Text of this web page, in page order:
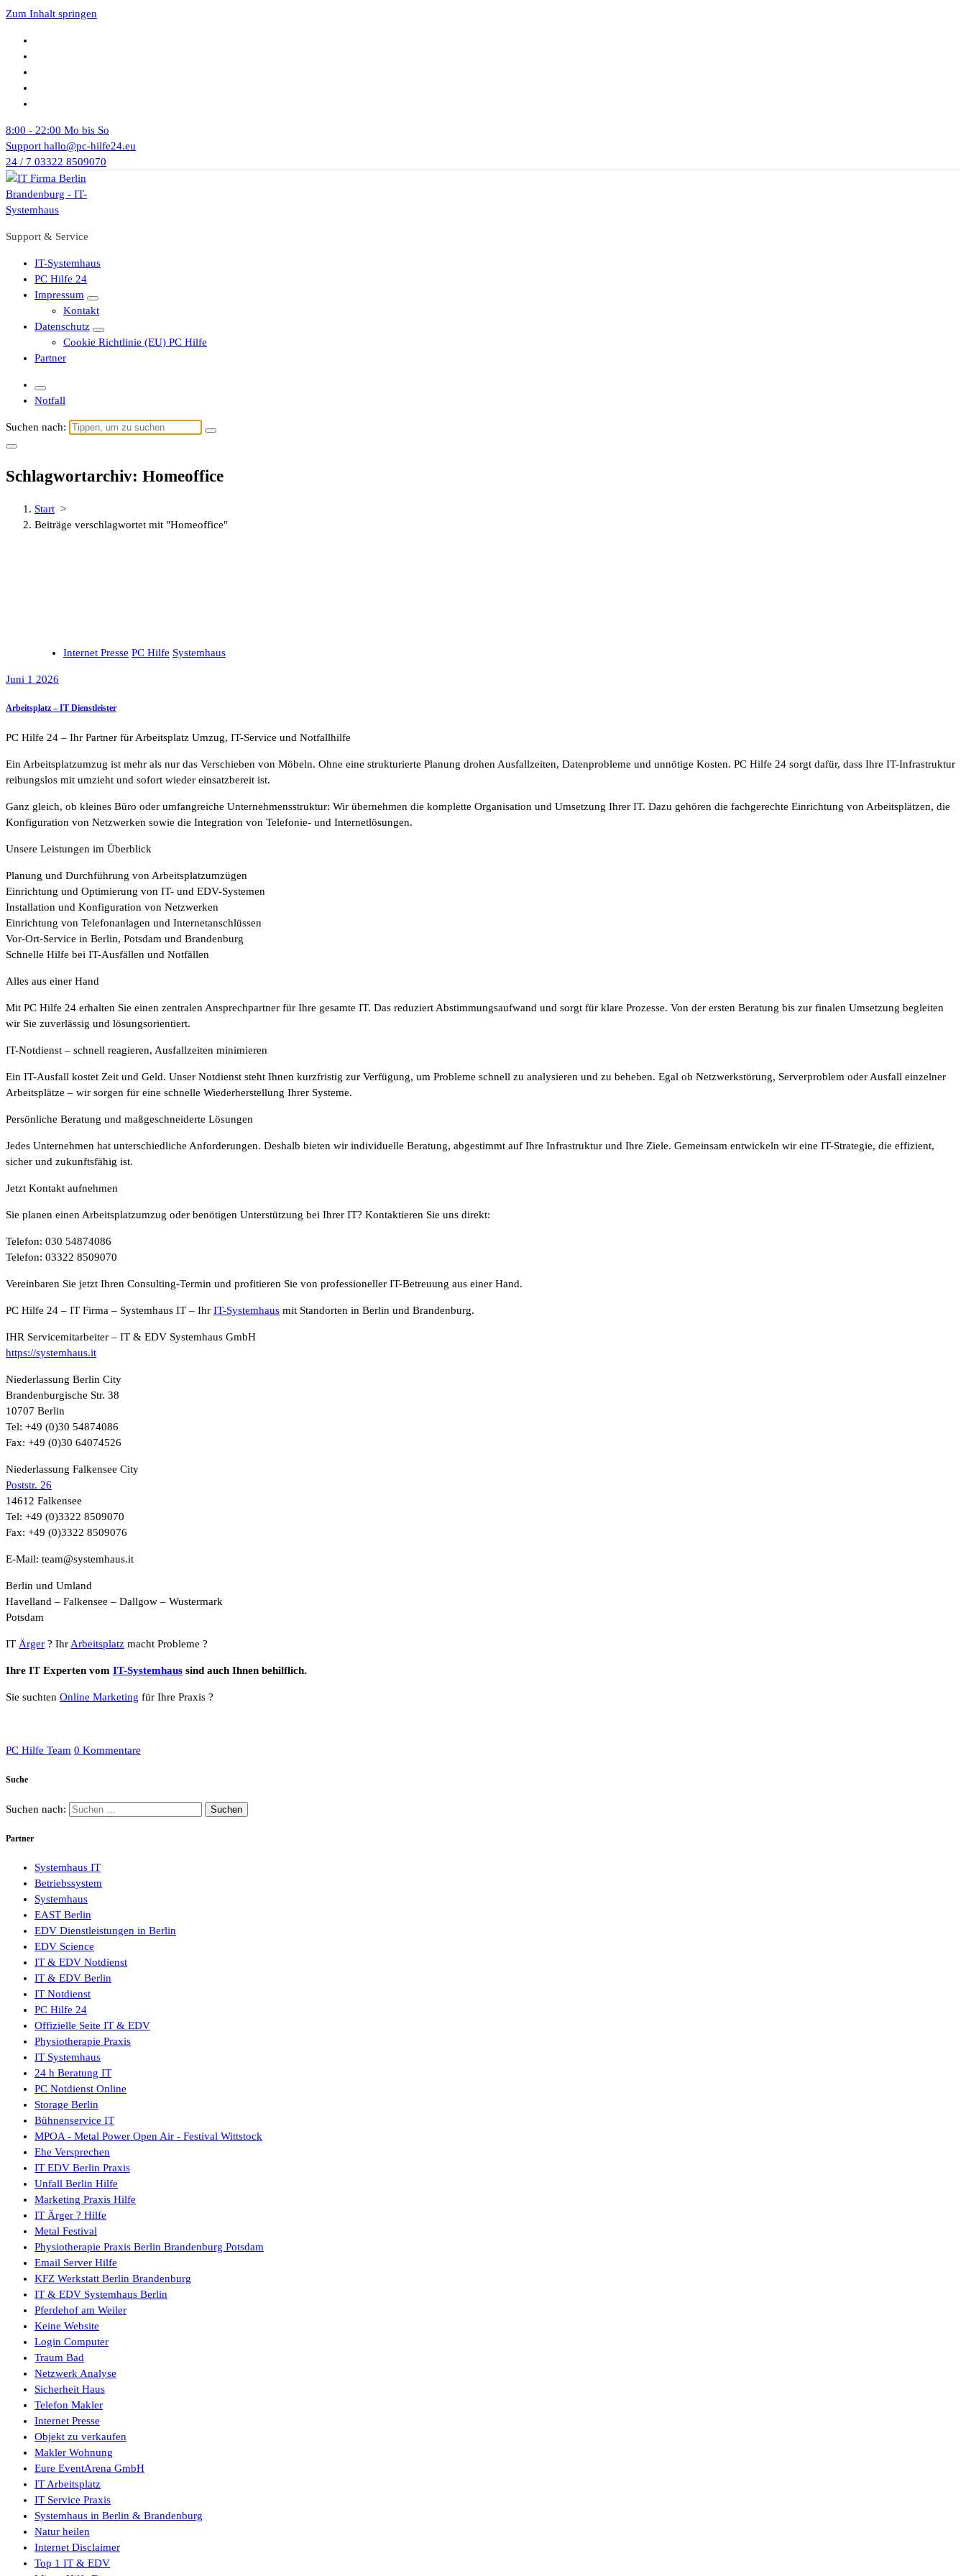
Zum Inhalt springen
8:00 - 22:00 Mo bis So
Support hallo@pc-hilfe24.eu
24 / 7 03322 8509070
Support & Service
IT-Systemhaus
PC Hilfe 24
Impressum
Kontakt
Datenschutz
Cookie Richtlinie (EU) PC Hilfe
Partner
Notfall
Suchen nach:
Schlagwortarchiv: Homeoffice
Start >
Beiträge verschlagwortet mit "Homeoffice"
Internet Presse PC Hilfe Systemhaus
Juni 1 2026
Arbeitsplatz – IT Dienstleister
PC Hilfe 24 – Ihr Partner für Arbeitsplatz Umzug, IT-Service und Notfallhilfe
Ein Arbeitsplatzumzug ist mehr als nur das Verschieben von Möbeln. Ohne eine strukturierte Planung drohen Ausfallzeiten, Datenprobleme und unnötige Kosten. PC Hilfe 24 sorgt dafür, dass Ihre IT-Infrastruktur
reibungslos mit umzieht und sofort wieder einsatzbereit ist.
Ganz gleich, ob kleines Büro oder umfangreiche Unternehmensstruktur: Wir übernehmen die komplette Organisation und Umsetzung Ihrer IT. Dazu gehören die fachgerechte Einrichtung von Arbeitsplätzen, die
Konfiguration von Netzwerken sowie die Integration von Telefonie- und Internetlösungen.
Unsere Leistungen im Überblick
Planung und Durchführung von Arbeitsplatzumzügen
Einrichtung und Optimierung von IT- und EDV-Systemen
Installation und Konfiguration von Netzwerken
Einrichtung von Telefonanlagen und Internetanschlüssen
Vor-Ort-Service in Berlin, Potsdam und Brandenburg
Schnelle Hilfe bei IT-Ausfällen und Notfällen
Alles aus einer Hand
Mit PC Hilfe 24 erhalten Sie einen zentralen Ansprechpartner für Ihre gesamte IT. Das reduziert Abstimmungsaufwand und sorgt für klare Prozesse. Von der ersten Beratung bis zur finalen Umsetzung begleiten
wir Sie zuverlässig und lösungsorientiert.
IT-Notdienst – schnell reagieren, Ausfallzeiten minimieren
Ein IT-Ausfall kostet Zeit und Geld. Unser Notdienst steht Ihnen kurzfristig zur Verfügung, um Probleme schnell zu analysieren und zu beheben. Egal ob Netzwerkstörung, Serverproblem oder Ausfall einzelner
Arbeitsplätze – wir sorgen für eine schnelle Wiederherstellung Ihrer Systeme.
Persönliche Beratung und maßgeschneiderte Lösungen
Jedes Unternehmen hat unterschiedliche Anforderungen. Deshalb bieten wir individuelle Beratung, abgestimmt auf Ihre Infrastruktur und Ihre Ziele. Gemeinsam entwickeln wir eine IT-Strategie, die effizient,
sicher und zukunftsfähig ist.
Jetzt Kontakt aufnehmen
Sie planen einen Arbeitsplatzumzug oder benötigen Unterstützung bei Ihrer IT? Kontaktieren Sie uns direkt:
Telefon: 030 54874086
Telefon: 03322 8509070
Vereinbaren Sie jetzt Ihren Consulting-Termin und profitieren Sie von professioneller IT-Betreuung aus einer Hand.
PC Hilfe 24 – IT Firma – Systemhaus IT – Ihr IT-Systemhaus mit Standorten in Berlin und Brandenburg.
IHR Servicemitarbeiter – IT & EDV Systemhaus GmbH
https://systemhaus.it
Niederlassung Berlin City
Brandenburgische Str. 38
10707 Berlin
Tel: +49 (0)30 54874086
Fax: +49 (0)30 64074526
Niederlassung Falkensee City
Poststr. 26
14612 Falkensee
Tel: +49 (0)3322 8509070
Fax: +49 (0)3322 8509076
E-Mail: team@systemhaus.it
Berlin und Umland
Havelland – Falkensee – Dallgow – Wustermark
Potsdam
IT Ärger ? IhrArbeitsplatz macht Probleme ?
Ihre IT Experten vom IT-Systemhaus sind auch Ihnen behilflich.
Sie suchten Online Marketing für Ihre Praxis ?
PC Hilfe Team 0 Kommentare
Suche
Suchen nach:
Partner
Systemhaus IT
Betriebssystem
Systemhaus
EAST Berlin
EDV Dienstleistungen in Berlin
EDV Science
IT & EDV Notdienst
IT & EDV Berlin
IT Notdienst
PC Hilfe 24
Offizielle Seite IT & EDV
Physiotherapie Praxis
IT Systemhaus
24 h Beratung IT
PC Notdienst Online
Storage Berlin
Bühnenservice IT
MPOA - Metal Power Open Air - Festival Wittstock
Ehe Versprechen
IT EDV Berlin Praxis
Unfall Berlin Hilfe
Marketing Praxis Hilfe
IT Ärger ? Hilfe
Metal Festival
Physiotherapie Praxis Berlin Brandenburg Potsdam
Email Server Hilfe
KFZ Werkstatt Berlin Brandenburg
IT & EDV Systemhaus Berlin
Pferdehof am Weiler
Keine Website
Login Computer
Traum Bad
Netzwerk Analyse
Sicherheit Haus
Telefon Makler
Internet Presse
Objekt zu verkaufen
Makler Wohnung
Eure EventArena GmbH
IT Arbeitsplatz
IT Service Praxis
Systemhaus in Berlin & Brandenburg
Natur heilen
Internet Disclaimer
Top 1 IT & EDV